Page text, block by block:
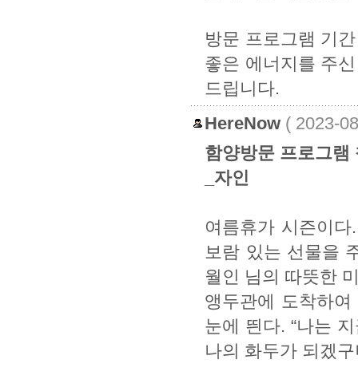
방문 프로그램 기
좋은 에너지를 주
드립니다.
HereNow ( 2023-
함양방문 프로그램
_자인
여름휴가 시즌이
보람 있는 선물을
월인 님의 따뜻한
앵두관에 도착하
눈에 띈다. “나는
나의 화두가 되겠